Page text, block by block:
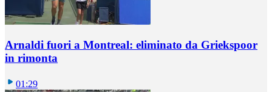
Arnaldi fuori a Montreal: eliminato da Griekspoor
in rimonta
01:29